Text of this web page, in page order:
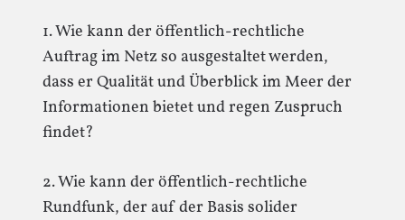
1. Wie kann der öffentlich-rechtliche
Auftrag im Netz so ausgestaltet werden,
dass er Qualität und Überblick im Meer der
Informationen bietet und regen Zuspruch
findet?
2. Wie kann der öffentlich-rechtliche
Rundfunk, der auf der Basis solider